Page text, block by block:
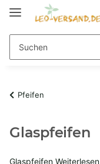
Pfeifen
Glaspfeifen
Glaspfeifen Weiterlesen